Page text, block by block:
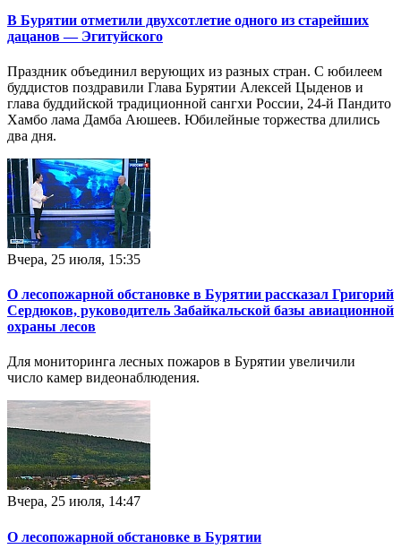
В Бурятии отметили двухсотлетие одного из старейших
дацанов — Эгитуйского
Праздник объединил верующих из разных стран. С юбилеем
буддистов поздравили Глава Бурятии Алексей Цыденов и
глава буддийской традиционной сангхи России, 24-й Пандито
Хамбо лама Дамба Аюшеев. Юбилейные торжества длились
два дня.
Вчера, 25 июля, 15:35
О лесопожарной обстановке в Бурятии рассказал Григорий
Сердюков, руководитель Забайкальской базы авиационной
охраны лесов
Для мониторинга лесных пожаров в Бурятии увеличили
число камер видеонаблюдения.
Вчера, 25 июля, 14:47
О лесопожарной обстановке в Бурятии